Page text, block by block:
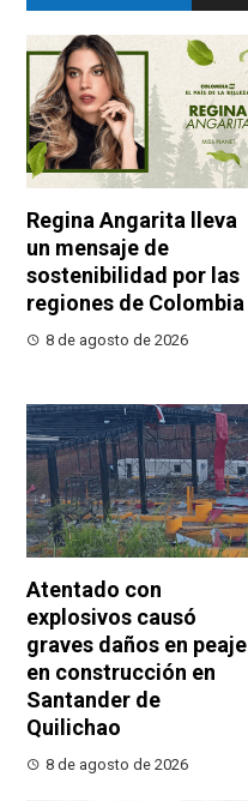
Regina Angarita lleva
un mensaje de
sostenibilidad por las
regiones de Colombia
8 de agosto de 2026
Atentado con
explosivos causó
graves daños en peaje
en construcción en
Santander de
Quilichao
8 de agosto de 2026